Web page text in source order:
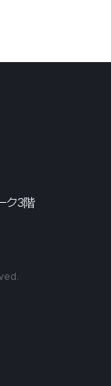
ク3階